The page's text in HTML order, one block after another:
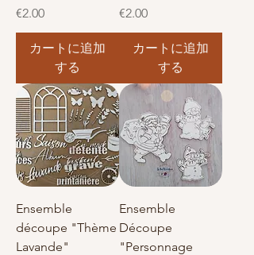
価格
€2.00
カートに追加
する
価格
€2.00
カートに追加
する
Ensemble
découpe "Thème
Lavande"
Ensemble
Découpe
"Personnage